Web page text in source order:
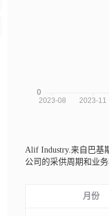
Alif Industry.来自巴基
公司的采供周期和业务
月份